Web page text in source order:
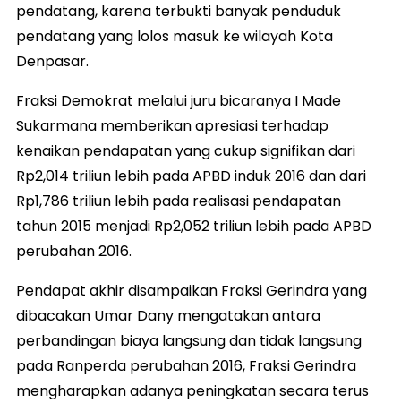
pendatang, karena terbukti banyak penduduk
pendatang yang lolos masuk ke wilayah Kota
Denpasar.
Fraksi Demokrat melalui juru bicaranya I Made
Sukarmana memberikan apresiasi terhadap
kenaikan pendapatan yang cukup signifikan dari
Rp2,014 triliun lebih pada APBD induk 2016 dan dari
Rp1,786 triliun lebih pada realisasi pendapatan
tahun 2015 menjadi Rp2,052 triliun lebih pada APBD
perubahan 2016.
Pendapat akhir disampaikan Fraksi Gerindra yang
dibacakan Umar Dany mengatakan antara
perbandingan biaya langsung dan tidak langsung
pada Ranperda perubahan 2016, Fraksi Gerindra
mengharapkan adanya peningkatan secara terus